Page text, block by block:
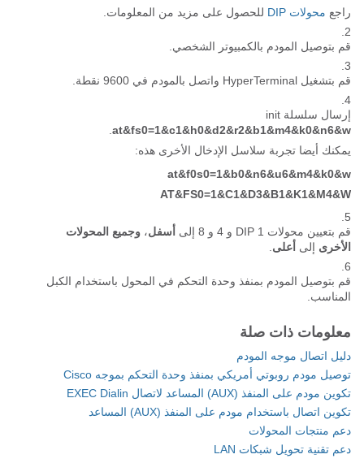
راجع محولات DIP للحصول على مزيد من المعلومات.
قم بتوصيل المودم بالكمبيوتر الشخصي.
قم بتشغيل HyperTerminal واتصل بالمودم في 9600 نقطة.
إرسال سلسلة init
at&fs0=1&c1&h0&d2&r2&b1&m4&k0&n6&w
.
يمكنك أيضا تجربة سلاسل الإدخال الأخرى هذه:
at&f0s0=1&b0&n6&u6&m4&k0&w
AT&FS0=1&C1&D3&B1&K1&M4&W
قم بتعيين محولات DIP 1 و 4 و 8 إلى أسفل، وجميع المحولات
الأخرى إلى أعلى.
قم بتوصيل المودم بمنفذ وحدة التحكم في المحول باستخدام الكبل
المناسب.
معلومات ذات صلة
دليل اتصال موجه المودم
توصيل مودم روبوتي أمريكي بمنفذ وحدة التحكم بموجه Cisco
تكوين مودم على المنفذ (AUX) المساعد لاتصال EXEC Dialin
تكوين اتصال باستخدام مودم على المنفذ (AUX) المساعد
دعم منتجات المحولات
دعم تقنية تحويل شبكات LAN